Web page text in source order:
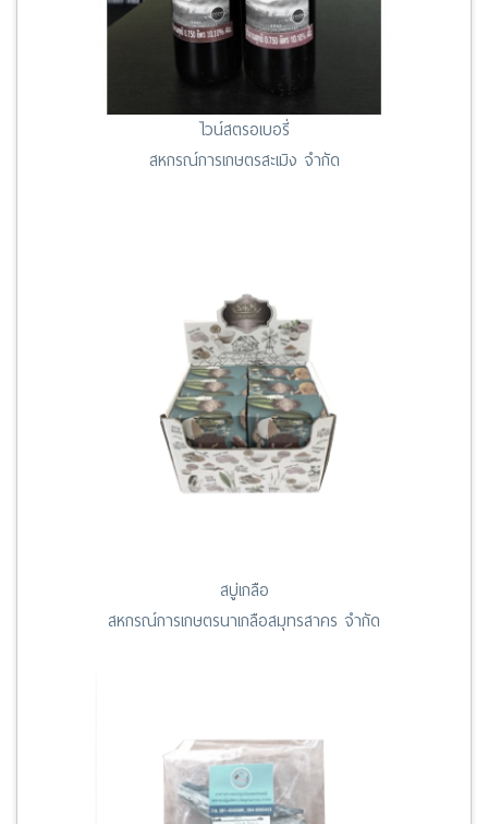
ไวน์สตรอเบอรี่
สหกรณ์การเกษตรสะเมิง จำกัด
สบู่เกลือ
สหกรณ์การเกษตรนาเกลือสมุทรสาคร จำกัด